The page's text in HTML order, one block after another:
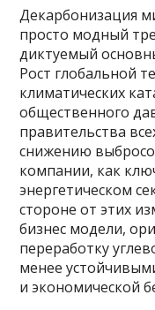
Декарбонизация
просто модный
диктуемый
Рост глобальной
климатических
общественного
правительства
снижению
компании, как
энергетическом
стороне от этих
бизнес модели,
переработку
менее
и экономической